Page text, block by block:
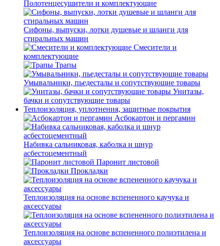
Полотенцесушители и комплектующие
Сифоны, выпуски, лотки душевые и шланги для
стиральных машин
Смесители и
комплектующие
Трапы
Умывальники, пьедесталы и сопутствующие товары
Унитазы,
бачки и сопутствующие товары
Теплоизоляция, уплотнения, защитные покрытия
Асбокартон и пергамин
Набивка сальниковая, каболка и шнур
асбестоцементный
Паронит листовой
Прокладки
Теплоизоляция на основе вспененного каучука и
аксессуары
Теплоизоляция на основе вспененного полиэтилена и
аксессуары